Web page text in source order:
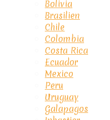
Bolivia
Brasilien
Chile
Colombia
Costa Rica
Ecuador
Mexico
Peru
Uruguay
Galapagos